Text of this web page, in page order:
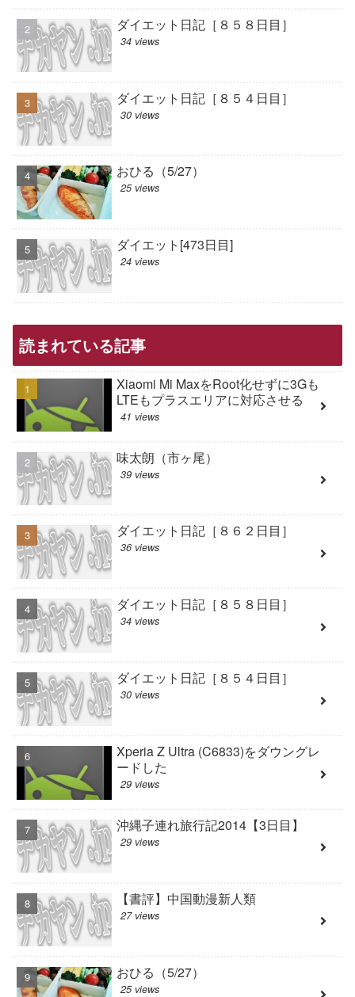
ダイエット日記［８５８日目］
34 views
ダイエット日記［８５４日目］
30 views
おひる（5/27）
25 views
ダイエット[473日目]
24 views
読まれている記事
Xiaomi Mi MaxをRoot化せずに3Gも
LTEもプラスエリアに対応させる
41 views
味太朗（市ヶ尾）
39 views
ダイエット日記［８６２日目］
36 views
ダイエット日記［８５８日目］
34 views
ダイエット日記［８５４日目］
30 views
Xperia Z Ultra (C6833)をダウングレ
ードした
29 views
沖縄子連れ旅行記2014【3日目】
29 views
【書評】中国動漫新人類
27 views
おひる（5/27）
25 views